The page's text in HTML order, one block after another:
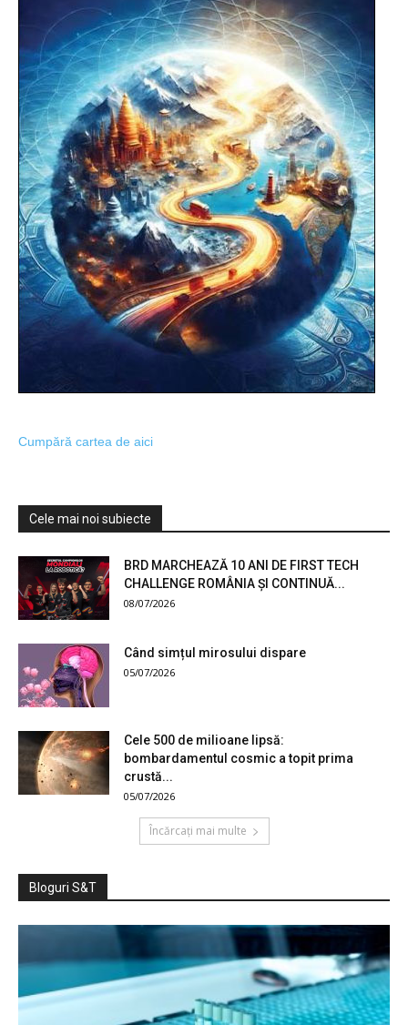
Cumpără cartea de aici
Cele mai noi subiecte
BRD MARCHEAZĂ 10 ANI DE FIRST TECH
CHALLENGE ROMÂNIA ȘI CONTINUĂ...
08/07/2026
Când simțul mirosului dispare
05/07/2026
Cele 500 de milioane lipsă:
bombardamentul cosmic a topit prima
crustă...
05/07/2026
Încărcați mai multe
Bloguri S&T